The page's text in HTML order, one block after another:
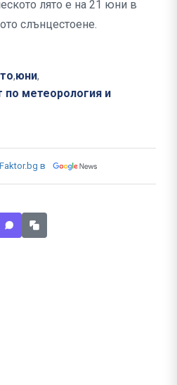
лято е на 21 юни в
слънцестоене.
,юни,
по метеорология и
в